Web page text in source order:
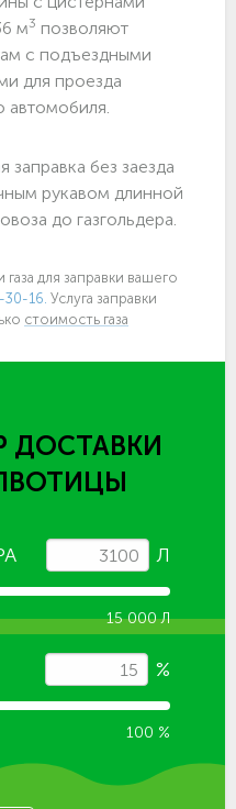
м3 позволяют
c подъездными
для проезда
автомобиля.
заправка без заезда
рукавом длинной
до газгольдера.
для заправки вашего
16. Услуга заправки
стоимость газа
ДОСТАВКИ
Л
15 000 Л
%
100 %